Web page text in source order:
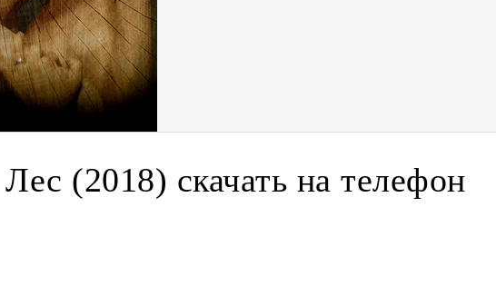
Лес (2018) скачать на телефон